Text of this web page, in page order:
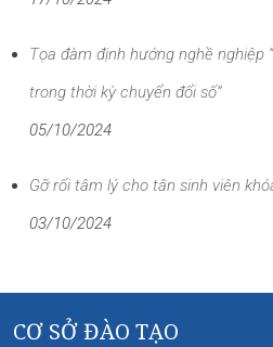
Tọa đàm định hướng nghề nghiệp
trong thời kỳ chuyển đổi số”
05/10/2024
Gỡ rối tâm lý cho tân sinh viên
03/10/2024
CƠ SỞ ĐÀO TẠO